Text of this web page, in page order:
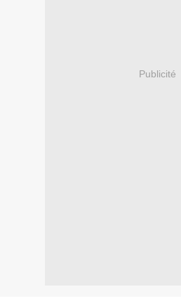
Publicité